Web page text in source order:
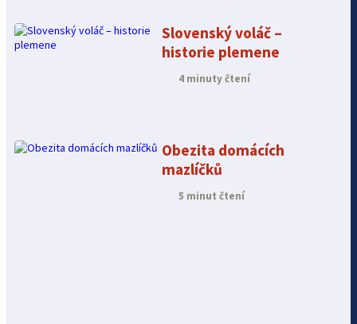
Slovenský voláč –
historie plemene
4 minuty čtení
Obezita domácích
mazlíčků
5 minut čtení